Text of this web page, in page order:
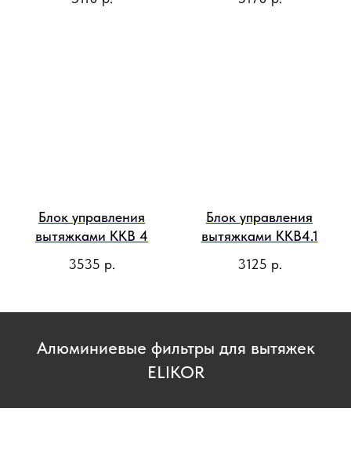
Блок управления
вытяжками ККВ 4
3535 р.
Блок управления
вытяжками ККВ4.1
3125 р.
Алюминиевые фильтры для вытяжек
ELIKOR